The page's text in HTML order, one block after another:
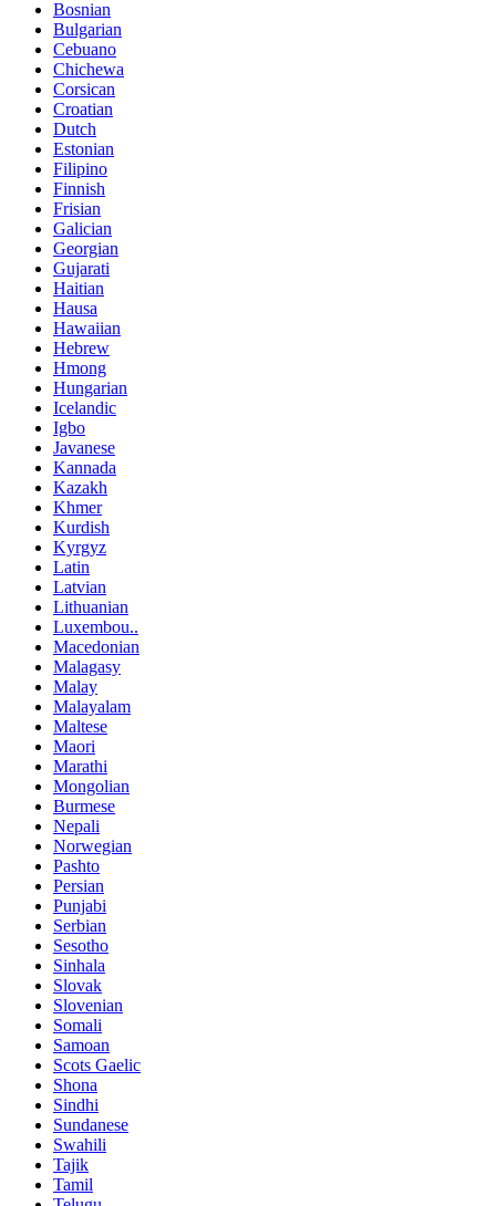
Bosnian
Bulgarian
Cebuano
Chichewa
Corsican
Croatian
Dutch
Estonian
Filipino
Finnish
Frisian
Galician
Georgian
Gujarati
Haitian
Hausa
Hawaiian
Hebrew
Hmong
Hungarian
Icelandic
Igbo
Javanese
Kannada
Kazakh
Khmer
Kurdish
Kyrgyz
Latin
Latvian
Lithuanian
Luxembou..
Macedonian
Malagasy
Malay
Malayalam
Maltese
Maori
Marathi
Mongolian
Burmese
Nepali
Norwegian
Pashto
Persian
Punjabi
Serbian
Sesotho
Sinhala
Slovak
Slovenian
Somali
Samoan
Scots Gaelic
Shona
Sindhi
Sundanese
Swahili
Tajik
Tamil